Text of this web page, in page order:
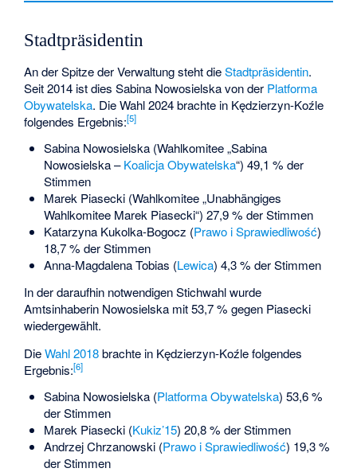
Stadtpräsidentin
An der Spitze der Verwaltung steht dieStadtpräsidentin.
Seit 2014 ist dies Sabina Nowosielska von der Platforma
Obywatelska. DieWahl 2024brachte in Kędzierzyn-Koźle
folgendes Ergebnis:[5]
Sabina Nowosielska (Wahlkomitee „Sabina
Nowosielska –Koalicja Obywatelska“) 49,1 % der
Stimmen
Marek Piasecki (Wahlkomitee „Unabhängiges
Wahlkomitee Marek Piasecki“) 27,9 % der Stimmen
Katarzyna Kukolka-Bogocz (Prawo i Sprawiedliwość)
18,7 % der Stimmen
Anna-Magdalena Tobias (Lewica) 4,3 % der Stimmen
In der daraufhin notwendigen Stichwahl wurde
Amtsinhaberin Nowosielska mit 53,7 % gegen Piasecki
wiedergewählt.
DieWahl 2018brachte in Kędzierzyn-Koźle folgendes
Ergebnis:[6]
Sabina Nowosielska (Platforma Obywatelska) 53,6 %
der Stimmen
Marek Piasecki (Kukiz’15) 20,8 % der Stimmen
Andrzej Chrzanowski (Prawo i Sprawiedliwość) 19,3 %
der Stimmen